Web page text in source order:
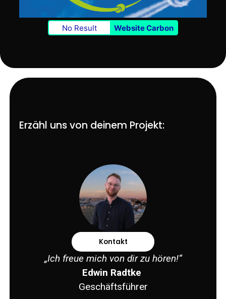
No Result Website Carbon
Erzähl uns von deinem Projekt:
Kontakt
„Ich freue mich von dir zu hören!“
Edwin Radtke
Geschäftsführer